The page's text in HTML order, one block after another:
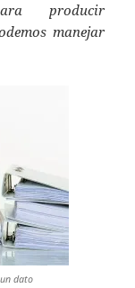
producir
manejar
dato